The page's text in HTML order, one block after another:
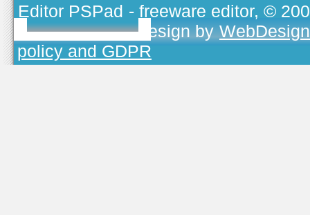
Editor PSPad - freeware editor, ©
TOJEONO.CZ, design by
policy and GDPR